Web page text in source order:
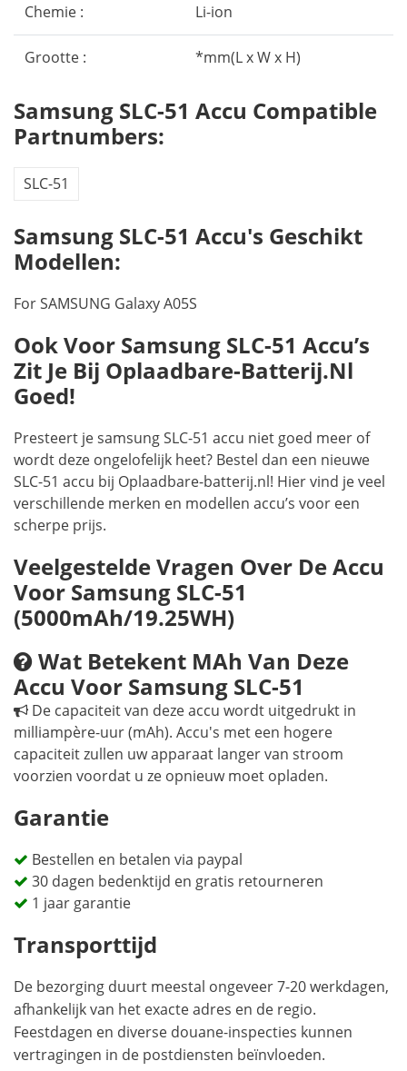
Chemie : Li-ion
Grootte : *mm(L x W x H)
Samsung SLC-51 Accu Compatible
Partnumbers:
SLC-51
Samsung SLC-51 Accu's Geschikt
Modellen:
For SAMSUNG Galaxy A05S
Ook Voor Samsung SLC-51 Accu’s
Zit Je Bij Oplaadbare-Batterij.nl
Goed!
Presteert je samsung SLC-51 accu niet goed meer of
wordt deze ongelofelijk heet? Bestel dan een nieuwe
SLC-51 accu bij Oplaadbare-batterij.nl! Hier vind je veel
verschillende merken en modellen accu’s voor een
scherpe prijs.
Veelgestelde Vragen Over De Accu
Voor Samsung SLC-51
(5000mAh/19.25WH)
Wat Betekent MAh Van Deze
Accu Voor Samsung SLC-51
De capaciteit van deze accu wordt uitgedrukt in
milliampère-uur (mAh). Accu's met een hogere
capaciteit zullen uw apparaat langer van stroom
voorzien voordat u ze opnieuw moet opladen.
Garantie
Bestellen en betalen via paypal
30 dagen bedenktijd en gratis retourneren
1 jaar garantie
Transporttijd
De bezorging duurt meestal ongeveer 7-20 werkdagen,
afhankelijk van het exacte adres en de regio.
Feestdagen en diverse douane-inspecties kunnen
vertragingen in de postdiensten beïnvloeden.